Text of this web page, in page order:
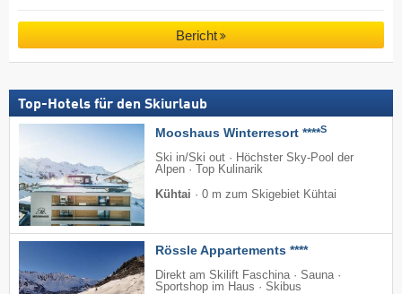
Bericht
Top-Hotels für den Skiurlaub
Mooshaus Winterresort ****S
Ski in/Ski out · Höchster Sky-Pool der
Alpen · Top Kulinarik
Kühtai · 0 m zum Skigebiet Kühtai
Rössle Appartements ****
Direkt am Skilift Faschina · Sauna ·
Sportshop im Haus · Skibus